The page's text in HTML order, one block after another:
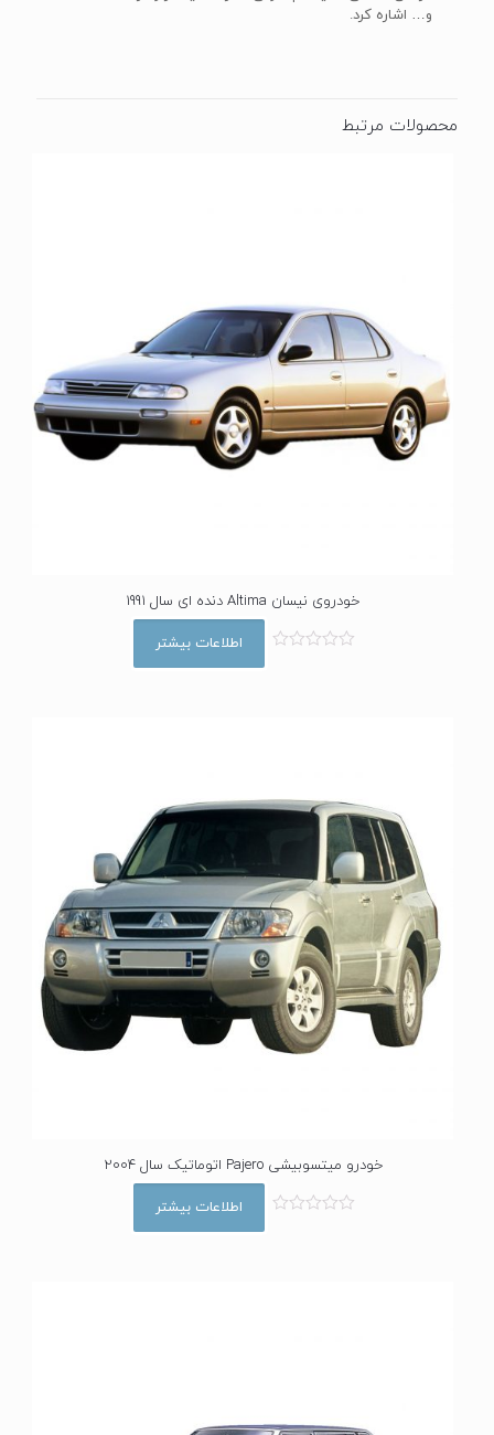
و… اشاره کرد.
محصولات مرتبط
خودروی نیسان Altima دنده ای سال 1991
5
اطلاعات بیشتر
خودرو میتسوبیشی Pajero اتوماتیک سال 2004
اطلاعات بیشتر